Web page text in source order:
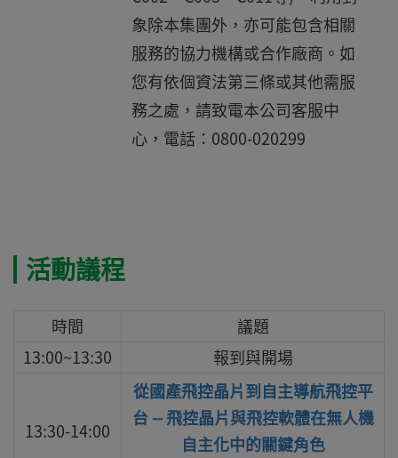
象除本集團外，亦可能包含相關
服務的協力機構或合作廠商。如
您有依個資法第三條或其他需服
務之處，請致電本公司客服中
心，電話：0800-020299
活動議程
時間
議題
13:00~13:30
報到與開場
13:30-14:00
從國產飛控晶片到自主導航飛控平
台 -- 飛控晶片與飛控軟體在無人機
自主化中的關鍵角色